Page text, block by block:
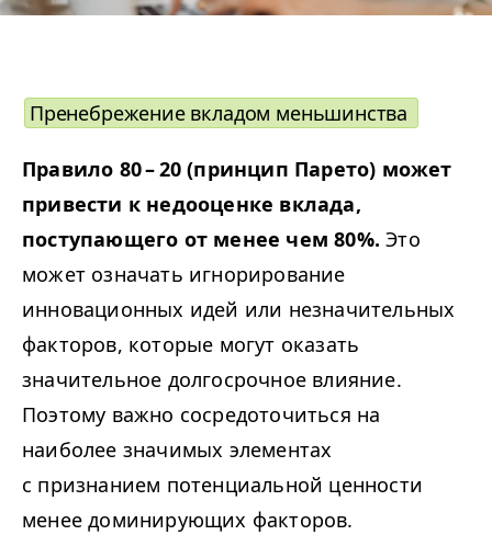
Пренебрежение вкладом меньшинства
Правило 80 – 20 (принцип Парето) может
привести к недооценке вклада,
поступающего от менее чем 80%. Это
может означать игнорирование
инновационных идей или незначительных
факторов, которые могут оказать
значительное долгосрочное влияние.
Поэтому важно сосредоточиться на
наиболее значимых элементах
с признанием потенциальной ценности
менее доминирующих факторов.